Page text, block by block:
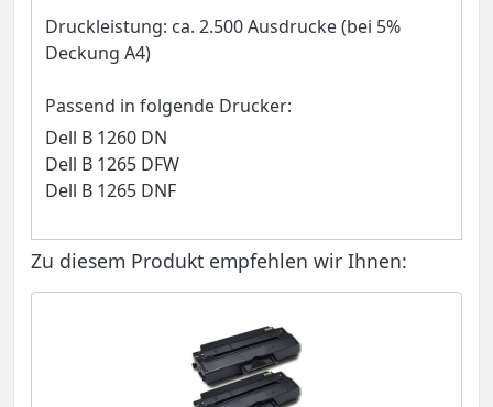
Druckleistung: ca. 2.500 Ausdrucke (bei 5%
Deckung A4)
Passend in folgende Drucker:
Dell B 1260 DN
Dell B 1265 DFW
Dell B 1265 DNF
Zu diesem Produkt empfehlen wir Ihnen: